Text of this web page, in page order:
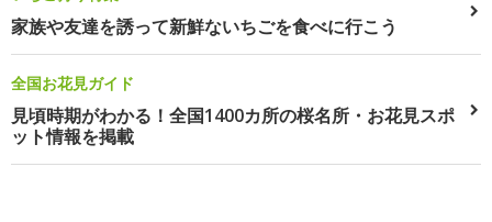
家族や友達を誘って新鮮ないちごを食べに行こう
全国お花見ガイド
見頃時期がわかる！全国1400カ所の桜名所・お花見スポ
ット情報を掲載